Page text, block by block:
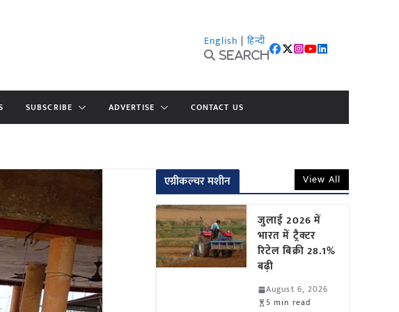
English | हिन्दी
Search
SUBSCRIBE ADVERTISE CONTACT US
एग्रीकल्चर मशीन View All
जुलाई 2026 में
भारत में ट्रैक्टर
रिटेल बिक्री 28.1%
बढ़ी
August 6, 2026
5 min read